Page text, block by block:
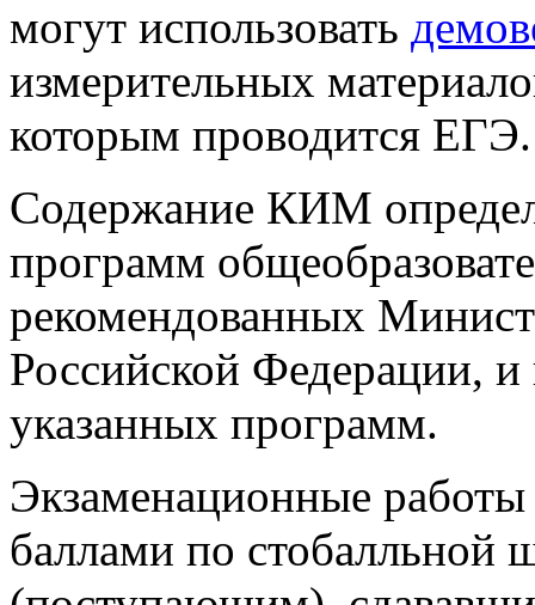
могут использовать
измерительных
которым проводится ЕГЭ.
Содержание КИМ
программ
рекомендованных
Российской Федерации,
указанных программ.
Экзаменационные
баллами по стобалльной